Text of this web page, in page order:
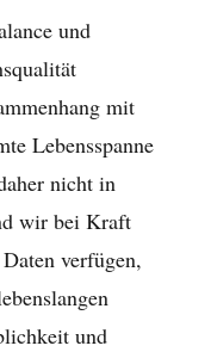
und
mit
Lebensspanne
nicht in
wir bei Kraft
verfügen,
und